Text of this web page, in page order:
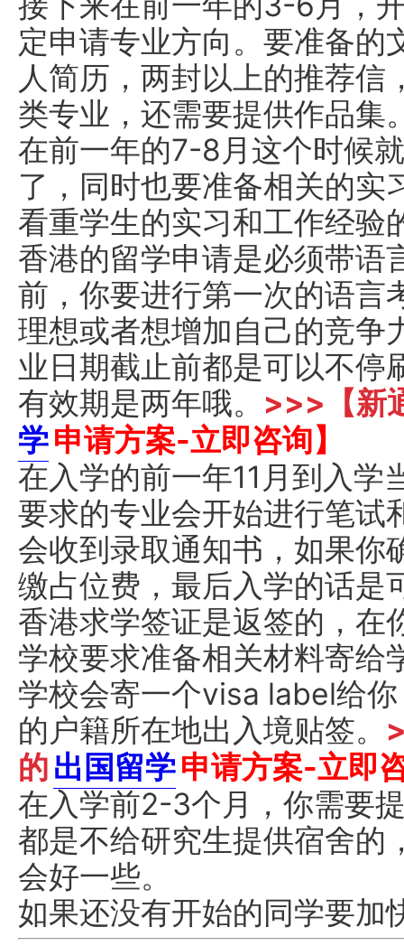
定申请专业方向。要准备的
人简历，两封以上的推荐信
类专业，还需要提供作品集
在前一年的7-8月这个时候
了，同时也要准备相关的实
看重学生的实习和工作经验
香港的留学申请是必须带语
前，你要进行第一次的语言
理想或者想增加自己的竞争
业日期截止前都是可以不停
有效期是两年哦。 >>>【新
学申请方案-立即咨询】
在入学的前一年11月到入学
要求的专业会开始进行笔试
会收到录取通知书，如果你
缴占位费，最后入学的话是
香港求学签证是返签的，在
学校要求准备相关材料寄给
学校会寄一个visa label给
的户籍所在地出入境贴签。
的 出国留学申请方案-立即
在入学前2-3个月，你需要
都是不给研究生提供宿舍的
会好一些。
如果还没有开始的同学要加